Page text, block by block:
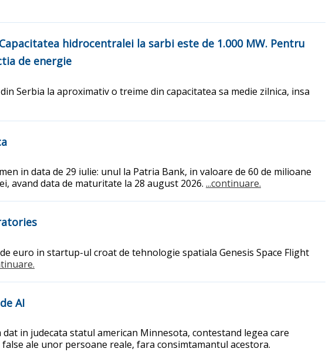
hidrocentralei la sarbi este de 1.000 MW. Pentru
de energie
Serbia la aproximativ o treime din capacitatea sa medie zilnica, insa
in data de 29 iulie: unul la Patria Bank, in valoare de 60 de milioane
avand data de maturitate la 28 august 2026. ...continuare.
euro in startup-ul croat de tehnologie spatiala Genesis Space Flight
AI
in judecata statul american Minnesota, contestand legea care
ale unor persoane reale, fara consimtamantul acestora.